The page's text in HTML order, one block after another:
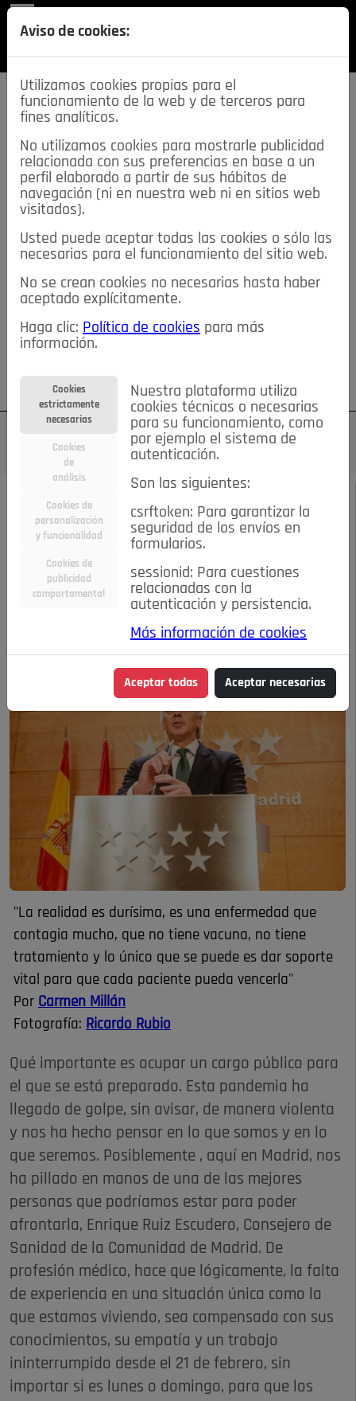
SECCIONES
descarga esta
REVISTA
≡NOTICIAS
NOTICIAS SERVICIOS DE INTERÉS
TABLÓN DE ANUNCIOS MIS ANUNCIOS CONTACTO
NOSOTROS
Su cuenta Regístrese ¿Olvidó su contraseña?
MAYO 2020 / ENTREVISTAS
ENRIQUE RUIZ
ESCUDERO
"La realidad es durísima, es una enfermedad que
contagia mucho, que no tiene vacuna, no tiene
tratamiento y lo único que se puede es dar soporte
vital para que cada paciente pueda vencerla"
Por Carmen Millán
Fotografía: Ricardo Rubio
Qué importante es ocupar un cargo público para
el que se está preparado. Esta pandemia ha
llegado de golpe, sin avisar, de manera violenta
y nos ha hecho pensar en lo que somos y en lo
que seremos. Posiblemente , aquí en Madrid, nos
ha pillado en manos de una de las mejores
personas que podríamos estar para poder
afrontarla, Enrique Ruiz Escudero, Consejero de
Sanidad de la Comunidad de Madrid. De
profesión médico, hace que lógicamente, la falta
de experiencia en una situación única como la
que estamos viviendo, sea compensada con sus
conocimientos, su empatía y un trabajo
ininterrumpido desde el 21 de febrero, sin
importar si es lunes o domingo, para que los
Aviso de cookies:
Utilizamos cookies propias para el
funcionamiento de la web y de terceros para
fines analíticos.
No utilizamos cookies para mostrarle publicidad
relacionada con sus preferencias en base a un
perfil elaborado a partir de sus hábitos de
navegación (ni en nuestra web ni en sitios web
visitados).
Usted puede aceptar todas las cookies o sólo las
necesarias para el funcionamiento del sitio web.
No se crean cookies no necesarias hasta haber
aceptado explícitamente.
Haga clic: Política de cookies para más
información.
Cookies
estrictamente
necesarias
Cookies
de
análisis
Cookies de
personalización
y funcionalidad
Cookies de
publicidad
comportamental
Nuestra plataforma utiliza
cookies técnicas o necesarias
para su funcionamiento, como
por ejemplo el sistema de
autenticación.
Son las siguientes:
csrftoken: Para garantizar la
seguridad de los envíos en
formularios.
sessionid: Para cuestiones
relacionadas con la
autenticación y persistencia.
Más información de cookies
Aceptar todas Aceptar necesarias